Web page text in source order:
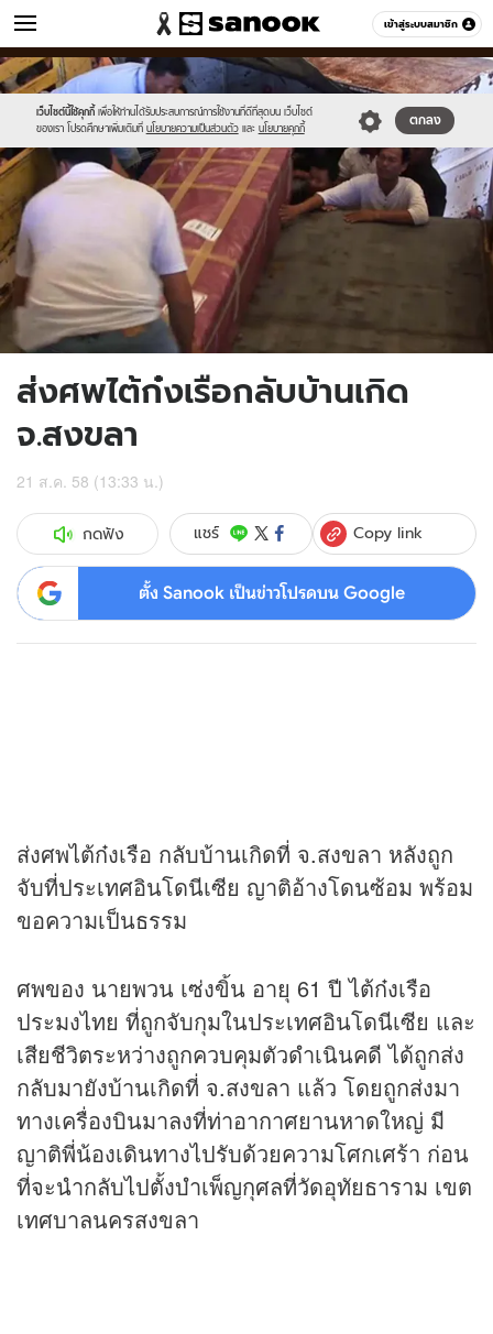
เข้าสู่ระบบสมาชิก
ข่าว หมวดอื่นๆ
เว็บไซต์นี้ใช้คุกกี้ เพื่อให้ท่านได้รับประสบการณ์การใช้งานที่ดีที่สุดบน เว็บไซต์
ของเรา โปรดศึกษาเพิ่มเติมที่ นโยบายความเป็นส่วนตัว และ นโยบายคุกกี้
ตกลง
Sanook
//s.isanook.com/sr/0/images/logo-
new-
sanook.png
600
60
//s.isanook.com/ns/0/ud/370/1851822/640639-
01.jpg
ส่งศพไต้ก๋งเรือกลับบ้านเกิด
จ.สงขลา
21 ส.ค. 58 (13:33 น.)
กดฟัง แชร์ Copy link
ตั้ง Sanook เป็นข่าวโปรดบน Google
ส่งศพไต้ก๋งเรือ กลับบ้านเกิดที่ จ.สงขลา หลังถูก
จับที่ประเทศอินโดนีเซีย ญาติอ้างโดนซ้อม พร้อม
ขอความเป็นธรรม
ศพของ นายพวน เซ่งขิ้น อายุ 61 ปี ไต้ก๋งเรือ
ประมงไทย ที่ถูกจับกุมในประเทศอินโดนีเซีย และ
เสียชีวิตระหว่างถูกควบคุมตัวดำเนินคดี ได้ถูกส่ง
กลับมายังบ้านเกิดที่ จ.สงขลา แล้ว โดยถูกส่งมา
ทางเครื่องบินมาลงที่ท่าอากาศยานหาดใหญ่ มี
ญาติพี่น้องเดินทางไปรับด้วยความโศกเศร้า ก่อน
ที่จะนำกลับไปตั้งบำเพ็ญกุศลที่วัดอุทัยธาราม เขต
เทศบาลนครสงขลา